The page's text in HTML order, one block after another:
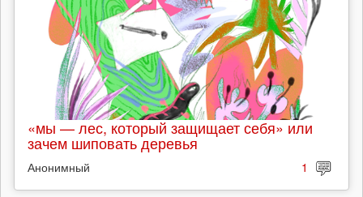
«мы — лес, который защищает себя» или
зачем шиповать деревья
Анонимный 1